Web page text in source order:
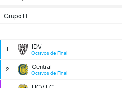
Grupo H
1 IDV
Octavos de Final
2 Central
Octavos de Final